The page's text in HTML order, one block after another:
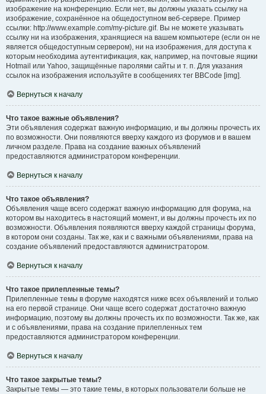
изображение на конференцию. Если нет, вы должны указать ссылку на
изображение, сохранённое на общедоступном веб-сервере. Пример
ссылки: http://www.example.com/my-picture.gif. Вы не можете указывать
ссылку ни на изображения, хранящиеся на вашем компьютере (если он не
является общедоступным сервером), ни на изображения, для доступа к
которым необходима аутентификация, как, например, на почтовые ящики
Hotmail или Yahoo, защищённые паролями сайты и т. п. Для указания
ссылок на изображения используйте в сообщениях тег BBCode [img].
Вернуться к началу
Что такое важные объявления?
Эти объявления содержат важную информацию, и вы должны прочесть их
по возможности. Они появляются вверху каждого из форумов и в вашем
личном разделе. Права на создание важных объявлений
предоставляются администратором конференции.
Вернуться к началу
Что такое объявления?
Объявления чаще всего содержат важную информацию для форума, на
котором вы находитесь в настоящий момент, и вы должны прочесть их по
возможности. Объявления появляются вверху каждой страницы форума,
в котором они созданы. Так же, как и с важными объявлениями, права на
создание объявлений предоставляются администратором.
Вернуться к началу
Что такое прилепленные темы?
Прилепленные темы в форуме находятся ниже всех объявлений и только
на его первой странице. Они чаще всего содержат достаточно важную
информацию, поэтому вы должны прочесть их по возможности. Так же, как
и с объявлениями, права на создание прилепленных тем
предоставляются администратором конференции.
Вернуться к началу
Что такое закрытые темы?
Закрытые темы — это такие темы, в которых пользователи больше не